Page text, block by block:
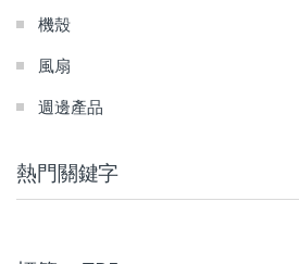
機殼
風扇
週邊產品
熱門關鍵字